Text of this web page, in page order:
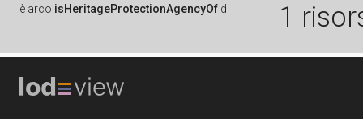
è arco:isHeritageProtectionAgencyOf di 1